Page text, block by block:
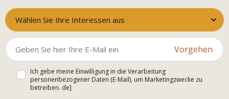
Wählen Sie Ihre Interessen aus
Vorgehen
Ich gebe meine Einwilligung in die Verarbeitung
personenbezogener Daten (E-Mail), um Marketingzwecke zu
betreiben. de]